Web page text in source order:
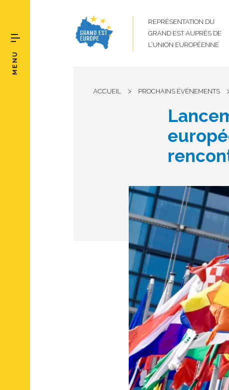
REPRÉSENTATION DU
GRAND EST AUPRÈS DE
L’UNION EUROPÉENNE
MENU
ACCUEIL > PROCHAINS ÉVÉNEMENTS